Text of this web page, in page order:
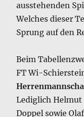
ausstehenden
Welches dieser
Sprung auf den
Beim
FT Wi-
Lediglich Helmut
Doppel sowie